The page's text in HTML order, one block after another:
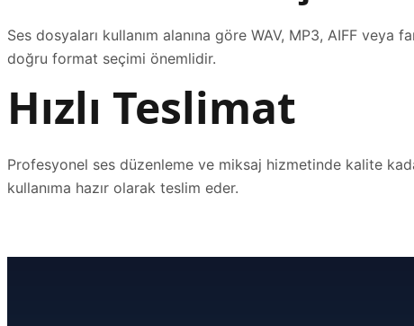
Ses dosyaları kullanım alanına göre WAV, MP3, AIFF
doğru format seçimi önemlidir.
Hızlı Teslimat
Profesyonel ses düzenleme ve miksaj hizmetinde kalite
kullanıma hazır olarak teslim eder.